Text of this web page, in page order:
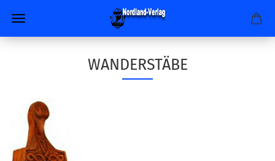
WANDERSTÄBE